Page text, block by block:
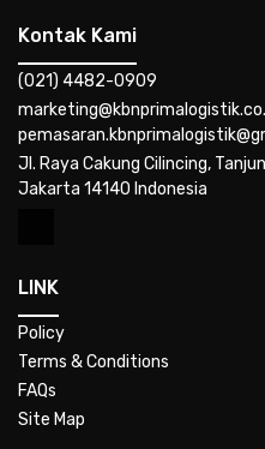
Kontak Kami
(021) 4482-0909
Jl. Raya Cakung Cilincing,
Jakarta 14140 Indonesia
LINK
Policy
Terms & Conditions
FAQs
Site Map